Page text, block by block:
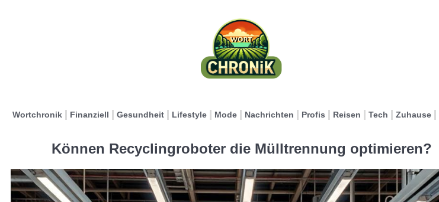
Wortchronik Finanziell Gesundheit Lifestyle Mode Nachrichten Profis Reisen Tech Zuhause
Können Recyclingroboter die Mülltrennung optimieren?